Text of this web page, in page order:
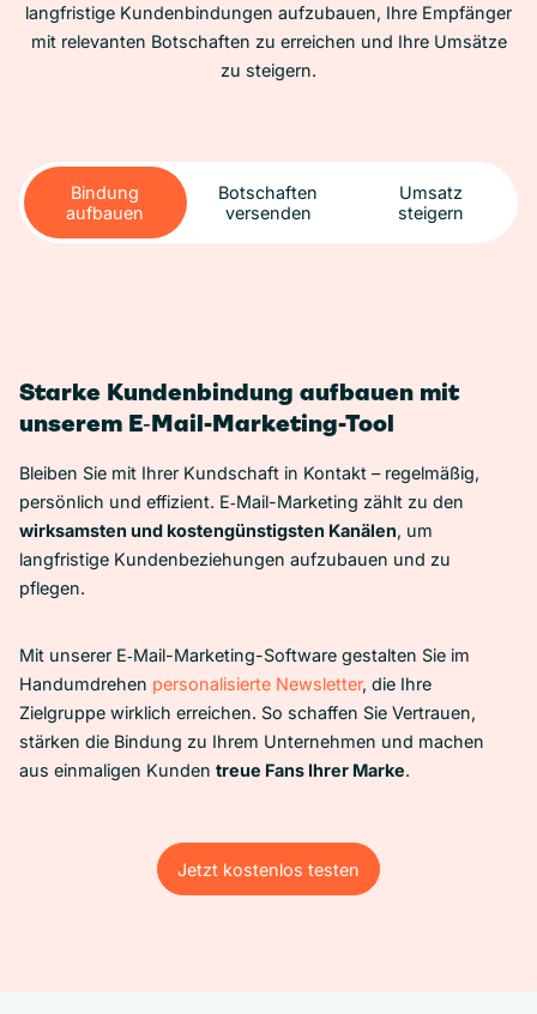
langfristige Kundenbindungen aufzubauen, Ihre Empfänger
mit relevanten Botschaften zu erreichen und Ihre Umsätze
zu steigern.
Bindung
aufbauen
Botschaften
versenden
Umsatz
steigern
Starke Kundenbindung aufbauen mit
unserem E‑Mail-Marketing-Tool
Bleiben Sie mit Ihrer Kundschaft in Kontakt – regelmäßig,
persönlich und effizient. E‑Mail-Marketing zählt zu den
wirksamsten und kostengünstigsten Kanälen, um
langfristige Kundenbeziehungen aufzubauen und zu
pflegen.
Mit unserer E‑Mail-Marketing-Software gestalten Sie im
Handumdrehen personalisierte Newsletter, die Ihre
Zielgruppe wirklich erreichen. So schaffen Sie Vertrauen,
stärken die Bindung zu Ihrem Unternehmen und machen
aus einmaligen Kunden treue Fans Ihrer Marke.
Jetzt kostenlos testen
Jetzt kostenlos testen